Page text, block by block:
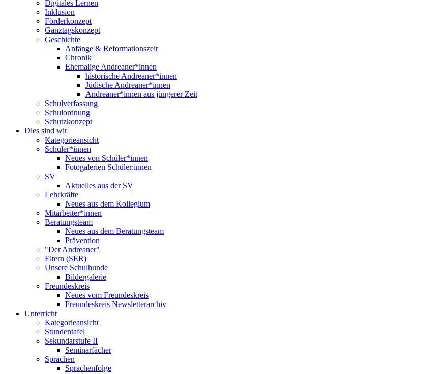
Digitales Lernen
Inklusion
Förderkonzept
Ganztagskonzept
Geschichte
Anfänge & Reformationszeit
Chronik
Ehemalige Andreaner*innen
historische Andreaner*innen
Jüdische Andreaner*innen
Andreaner*innen aus jüngerer Zeit
Schulverfassung
Schulordnung
Schutzkonzept
Dies sind wir
Kategorieansicht
Schüler*innen
Neues von Schüler*innen
Fotogalerien Schüler:innen
SV
Aktuelles aus der SV
Lehrkräfte
Neues aus dem Kollegium
Mitarbeiter*innen
Beratungsteam
Neues aus dem Beratungsteam
Prävention
"Der Andreaner"
Eltern (SER)
Unsere Schulhunde
Bildergalerie
Freundeskreis
Neues vom Freundeskreis
Freundeskreis Newsletterarchiv
Unterricht
Kategorieansicht
Stundentafel
Sekundarstufe II
Seminarfächer
Sprachen
Sprachenfolge